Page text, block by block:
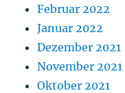
Februar 2022
Januar 2022
Dezember 2021
November 2021
Oktober 2021